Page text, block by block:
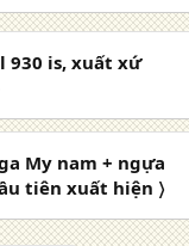
930 is, xuất xứ
My nam + ngựa
tiên xuất hiện 〉